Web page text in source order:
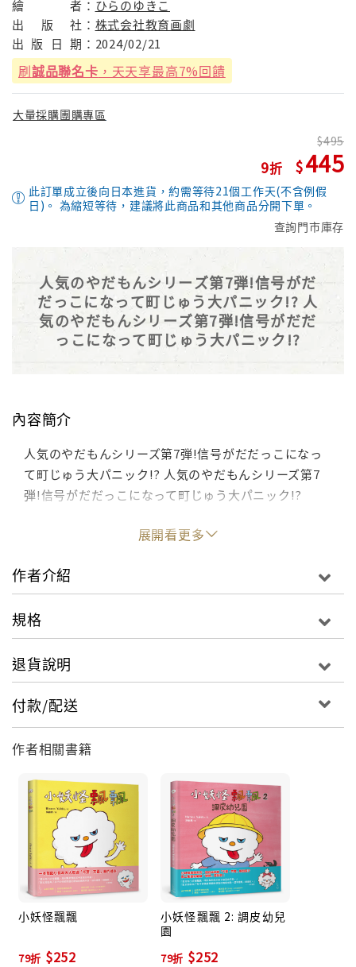
繪
者： ひらのゆきこ
出
版 社： 株式会社教育画劇
出 版 日 期： 2024/02/21
刷誠品聯名卡 ，天天享最高7%回饋
大量採購團購專區
9
495
445
此訂單成立後向日本進貨，約需等待21個工作天(不含例假
日)。 為縮短等待，建議將此商品和其他商品分開下單。
查詢門市庫存
人気のやだもんシリーズ第7弾!信号がだ
だっこになって町じゅう大パニック!? 人
気のやだもんシリーズ第7弾!信号がだだ
っこになって町じゅう大パニック!?
內容簡介
人気のやだもんシリーズ第7弾!信号がだだっこになっ
て町じゅう大パニック!? 人気のやだもんシリーズ第7
弾!信号がだだっこになって町じゅう大パニック!?
展開看更多
作者介紹
規格
退貨說明
付款/配送
作者相關書籍
小妖怪飄飄
79折 $252
小妖怪飄飄 2: 調皮幼兒
園
79折 $252